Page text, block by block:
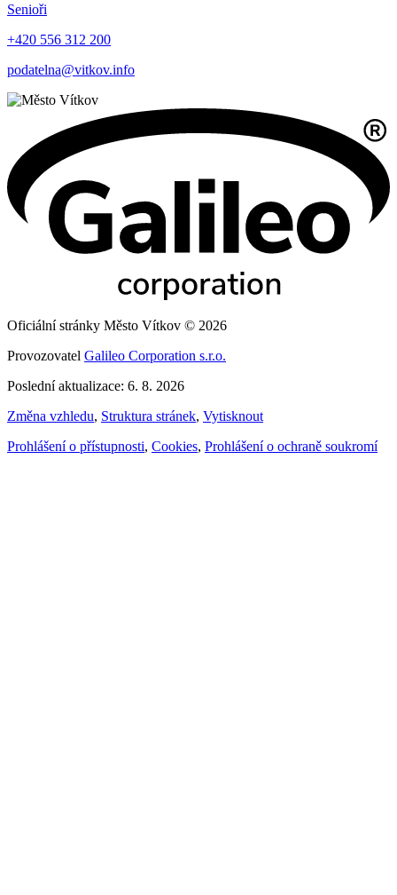
Senioři
+420 556 312 200
podatelna@vitkov.info
Oficiální stránky Město Vítkov © 2026
Provozovatel Galileo Corporation s.r.o.
Poslední aktualizace: 6. 8. 2026
Změna vzhledu, Struktura stránek, Vytisknout
Prohlášení o přístupnosti, Cookies, Prohlášení o ochraně soukromí